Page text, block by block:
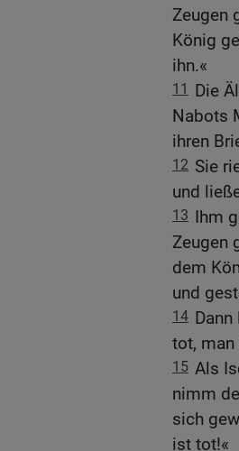
Zeugen
König
ihn.«
11
Die
Nabots
ihren
12 Sie
und
13 Ihm
Zeugen
dem
und
14
tot, man
15 Als
nimm
sich
ist tot!«